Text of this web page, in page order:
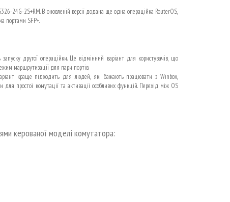
24G-2S+RM. В оновленій версії додана ще одна операційка RouterOS,
портами SFP+.
другої операційки. Це відмінний варіант для користувачів, що
маршрутизації для пари портів.
краще підходить для людей, які бажають працювати з Winbox,
простої комутації та активації особливих функцій. Перехід між OS
керованої моделі комутатора: